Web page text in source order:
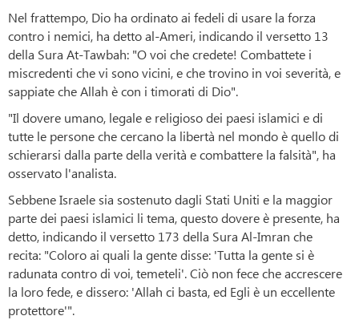
Nel frattempo, Dio ha ordinato ai fedeli di usare la forza
contro i nemici, ha detto al-Ameri, indicando il versetto 13
della Sura At-Tawbah: "O voi che credete! Combattete i
miscredenti che vi sono vicini, e che trovino in voi severità, e
sappiate che Allah è con i timorati di Dio".
"Il dovere umano, legale e religioso dei paesi islamici e di
tutte le persone che cercano la libertà nel mondo è quello di
schierarsi dalla parte della verità e combattere la falsità", ha
osservato l'analista.
Sebbene Israele sia sostenuto dagli Stati Uniti e la maggior
parte dei paesi islamici li tema, questo dovere è presente, ha
detto, indicando il versetto 173 della Sura Al-Imran che
recita: "Coloro ai quali la gente disse: 'Tutta la gente si è
radunata contro di voi, temeteli'. Ciò non fece che accrescere
la loro fede, e dissero: 'Allah ci basta, ed Egli è un eccellente
protettore'".